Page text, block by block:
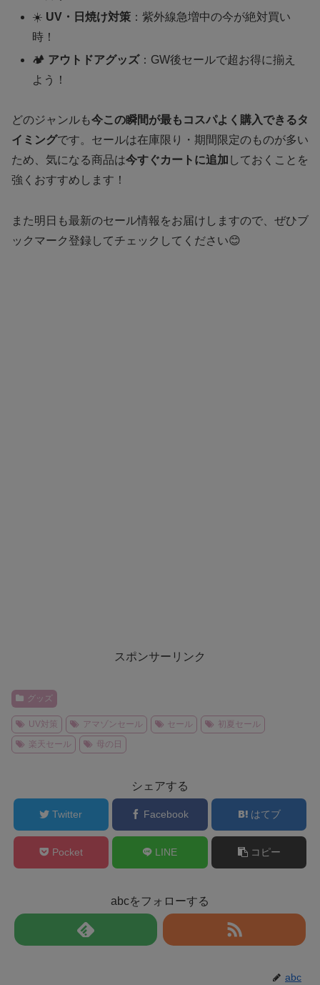
☀️ UV・日焼け対策 ：紫外線急増中の今が絶対買い
時！
🏕️ アウトドアグッズ：GW後セールで超お得に揃え
よう！
どのジャンルも今この瞬間が最もコスパよく購入できるタ
イミングです。セールは在庫限り・期間限定のものが多い
ため、気になる商品は今すぐカートに追加 しておくことを
強くおすすめします！
また明日も最新のセール情報をお届けしますので、ぜひブ
ックマーク登録してチェックしてください😊
スポンサーリンク
グッズ
UV対策 アマゾンセール セール
初夏セール
楽天セール
母の日
シェアする
Twitter Facebook はてブ
Pocket LINE コピー
abcをフォローする
abc